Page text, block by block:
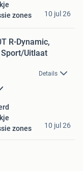
zones
10 jul 26
R-Dynamic,
Sport/Uitlaat
Details
zones
10 jul 26